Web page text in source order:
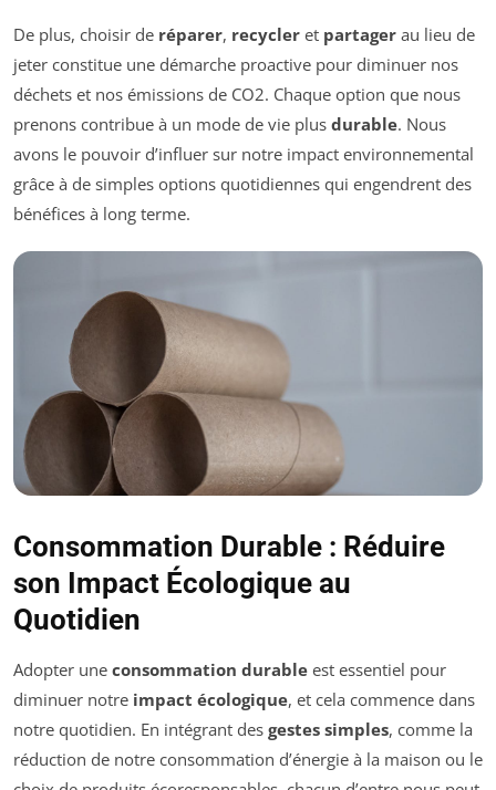
De plus, choisir de réparer, recycler et partager au lieu de
jeter constitue une démarche proactive pour diminuer nos
déchets et nos émissions de CO2. Chaque option que nous
prenons contribue à un mode de vie plus durable. Nous
avons le pouvoir d’influer sur notre impact environnemental
grâce à de simples options quotidiennes qui engendrent des
bénéfices à long terme.
Consommation Durable : Réduire
son Impact Écologique au
Quotidien
Adopter une consommation durable est essentiel pour
diminuer notre impact écologique, et cela commence dans
notre quotidien. En intégrant des gestes simples, comme la
réduction de notre consommation d’énergie à la maison ou le